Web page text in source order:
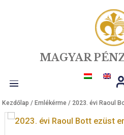
MAGYAR
Toggle
navigation
Kezdőlap/ Emlékérme/ 2023. évi